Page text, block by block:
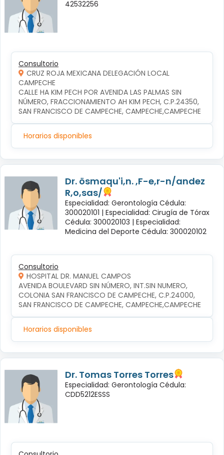
42532256
Consultorio
CRUZ ROJA MEXICANA DELEGACIÓN LOCAL
CAMPECHE
CALLE HA KIM PECH POR AVENIDA LAS PALMAS SIN
NÚMERO, FRACCIONAMIENTO AH KIM PECH, C.P.24350,
SAN FRANCISCO DE CAMPECHE, CAMPECHE,CAMPECHE
Horarios disponibles
Dr. ösmaqu'i,n. ,F-e,r-n/andez
R,o,sas/
Especialidad: Gerontología Cédula:
300020101 | Especialidad: Cirugía de Tórax
Cédula: 300020103 | Especialidad:
Medicina del Deporte Cédula: 300020102
Consultorio
HOSPITAL DR. MANUEL CAMPOS
AVENIDA BOULEVARD SIN NÚMERO, INT.SIN NUMERO,
COLONIA SAN FRANCISCO DE CAMPECHE, C.P.24000,
SAN FRANCISCO DE CAMPECHE, CAMPECHE,CAMPECHE
Horarios disponibles
Dr. Tomas Torres Torres
Especialidad: Gerontología Cédula:
CDD5212ESSS